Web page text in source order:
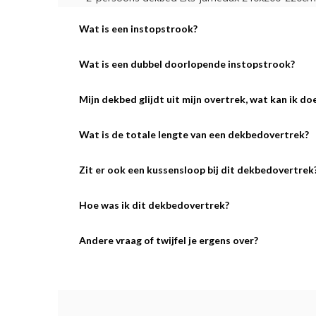
Wat is een instopstrook?
Wat is een dubbel doorlopende instopstrook?
Mijn dekbed glijdt uit mijn overtrek, wat kan ik
Wat is de totale lengte van een dekbedovertrek?
Zit er ook een kussensloop bij dit
Hoe was ik dit dekbedovertrek?
Andere vraag of twijfel je ergens over?